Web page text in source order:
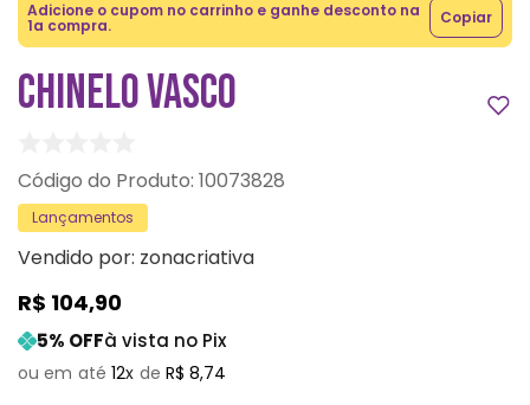
Adicione o cupom no carrinho e ganhe desconto na
1a compra. Copiar
CHINELO VASCO
: 10073828
Lançamentos
Vendido por: zonacriativa
R$ 104,90
5% OFFà vista no Pix
12 R$ 8,74